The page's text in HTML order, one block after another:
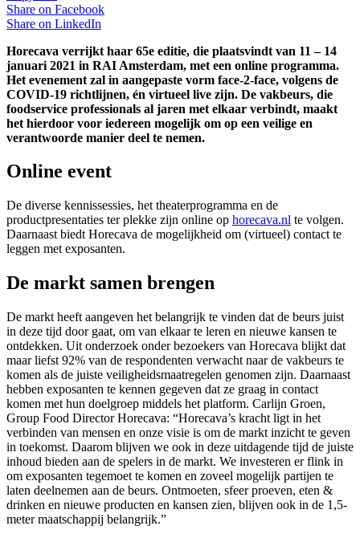
Share on Facebook
Share on LinkedIn
Horecava verrijkt haar 65e editie, die plaatsvindt van 11 – 14
januari 2021 in RAI Amsterdam, met een online programma.
Het evenement zal in aangepaste vorm face-2-face, volgens de
COVID-19 richtlijnen, én virtueel live zijn. De vakbeurs, die
foodservice professionals al jaren met elkaar verbindt, maakt
het hierdoor voor iedereen mogelijk om op een veilige en
verantwoorde manier deel te nemen.
Online event
De diverse kennissessies, het theaterprogramma en de
productpresentaties ter plekke zijn online op horecava.nl te volgen.
Daarnaast biedt Horecava de mogelijkheid om (virtueel) contact te
leggen met exposanten.
De markt samen brengen
De markt heeft aangeven het belangrijk te vinden dat de beurs juist
in deze tijd door gaat, om van elkaar te leren en nieuwe kansen te
ontdekken. Uit onderzoek onder bezoekers van Horecava blijkt dat
maar liefst 92% van de respondenten verwacht naar de vakbeurs te
komen als de juiste veiligheidsmaatregelen genomen zijn. Daarnaast
hebben exposanten te kennen gegeven dat ze graag in contact
komen met hun doelgroep middels het platform. Carlijn Groen,
Group Food Director Horecava: “Horecava’s kracht ligt in het
verbinden van mensen en onze visie is om de markt inzicht te geven
in toekomst. Daarom blijven we ook in deze uitdagende tijd de juiste
inhoud bieden aan de spelers in de markt. We investeren er flink in
om exposanten tegemoet te komen en zoveel mogelijk partijen te
laten deelnemen aan de beurs. Ontmoeten, sfeer proeven, eten &
drinken en nieuwe producten en kansen zien, blijven ook in de 1,5-
meter maatschappij belangrijk.”